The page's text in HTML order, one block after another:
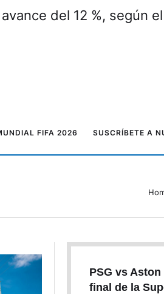
del 12 %, según
FIFA 2026 SUSCRÍBETE A
PSG vs
final de la